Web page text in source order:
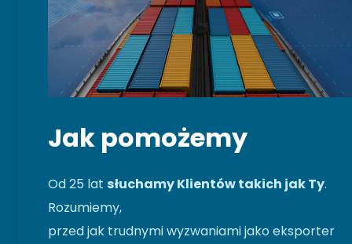
Jak pomożemy
Od 25 lat słuchamy Klientów takich jak Ty.
Rozumiemy,
przed jak trudnymi wyzwaniami jako eksporter